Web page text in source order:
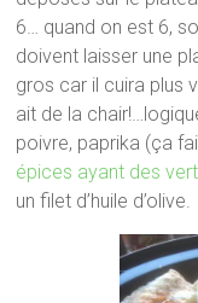
6… quand on est 6,
doivent laisser une
gros car il cuira plus
ait de la
poivre, paprika (ça
épices ayant des
un filet d’huile d’olive.